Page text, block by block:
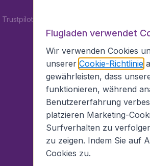
mit
Flugladen.at
Über Flugladen.at
Rechtliche
Impressum
Partnerprogramm
Stellenangebote
Flugladen verwendet
Wir verwenden Cookies
unserer Cookie-Richtlinie
gewährleisten, dass
funktionieren, während
Benutzererfahrung
platzieren Marketing-
Surfverhalten zu
zu zeigen. Indem Sie auf
Cookies zu.